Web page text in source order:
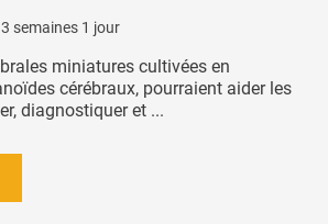
3 semaines 1 jour
miniatures cultivées en
cérébraux, pourraient aider les
diagnostiquer et ...